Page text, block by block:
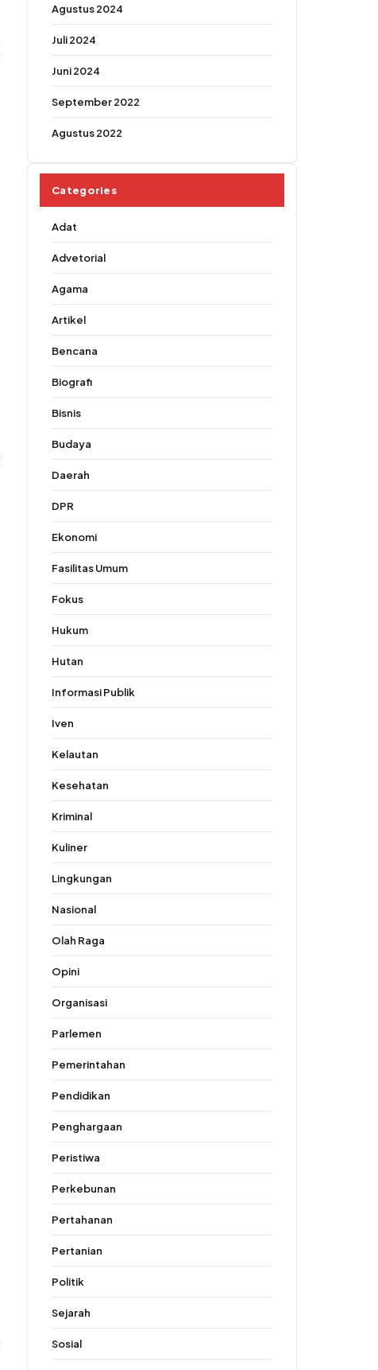
Agustus 2024
Juli 2024
Juni 2024
September 2022
Agustus 2022
Categories
Adat
Advetorial
Agama
Artikel
Bencana
Biografi
Bisnis
Budaya
Daerah
DPR
Ekonomi
Fasilitas Umum
Fokus
Hukum
Hutan
Informasi Publik
Iven
Kelautan
Kesehatan
Kriminal
Kuliner
Lingkungan
Nasional
Olah Raga
Opini
Organisasi
Parlemen
Pemerintahan
Pendidikan
Penghargaan
Peristiwa
Perkebunan
Pertahanan
Pertanian
Politik
Sejarah
Sosial